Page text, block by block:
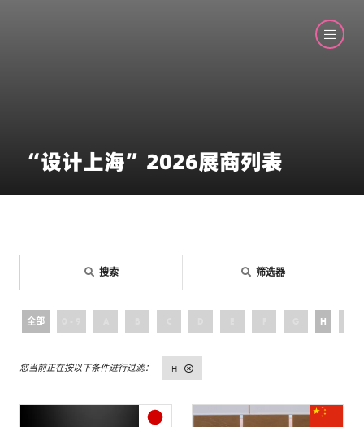
“设计上海”2026展商列表
搜索 筛选器
全部 H
H